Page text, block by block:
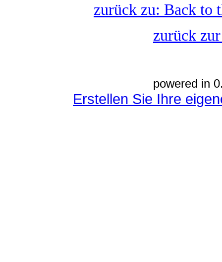
zurück zu: Back to
zurück
powered in
Erstellen Sie Ihre